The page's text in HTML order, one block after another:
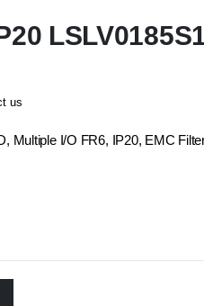
us
Multiple I/O FR6, IP20, EMC